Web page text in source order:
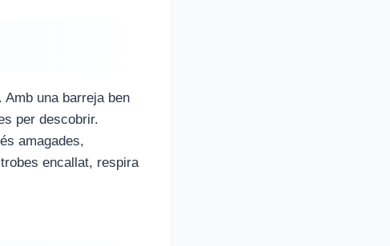
una barreja ben
per descobrir.
amagades,
encallat, respira